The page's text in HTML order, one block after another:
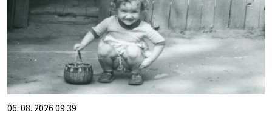
06. 08. 2026 09:39